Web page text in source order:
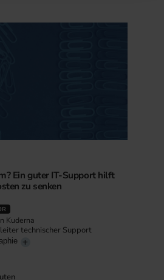
Ein guter IT-Support hilft
zu senken
Kuderna
technischer Support